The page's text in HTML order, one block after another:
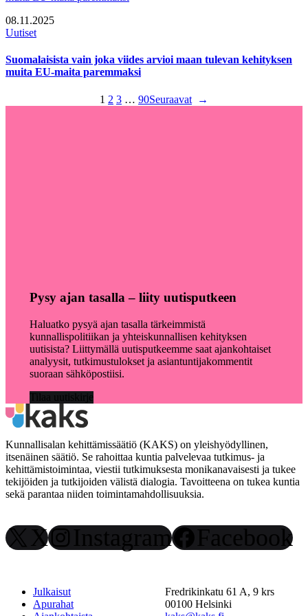
08.11.2025
Uutiset
Suomalaisista vain joka viides arvioi maan tulevan kehityksen
muita EU-maita paremmaksi
1 2 3 … 90Seuraavat →
Pysy ajan tasalla – liity uutisputkeen
Haluatko pysyä ajan tasalla tärkeimmistä
kunnallispolitiikan ja yhteiskunnallisen kehityksen
uutisista? Liittymällä uutisputkeemme saat ajankohtaiset
analyysit, tutkimustulokset ja asiantuntijakommentit
suoraan sähköpostiisi.
Tilaa uutiskirje
Kunnallisalan kehittämissäätiö (KAKS) on yleishyödyllinen,
itsenäinen säätiö. Se rahoittaa kuntia palvelevaa tutkimus- ja
kehittämistoimintaa, viestii tutkimuksesta monikanavaisesti ja tukee
tekijöiden ja tutkijoiden välistä dialogia. Tavoitteena on tukea kuntia
sekä parantaa niiden toimintamahdollisuuksia.
X Instagram Facebook
Julkaisut
Apurahat
Fredrikinkatu 61 A, 9 krs
00100 Helsinki